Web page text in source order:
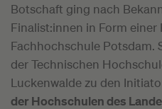
Botschaft ging nach
Finalist:innen in Form
Fachhochschule Potsdam.
der Technischen
Luckenwalde zu den
der Hochschulen des